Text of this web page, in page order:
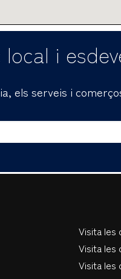
i
els serveis i
Visita les
Visita les
Visita les